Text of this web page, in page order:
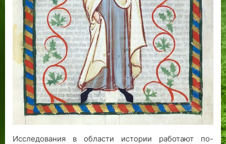
Исследования в области истории работают по-